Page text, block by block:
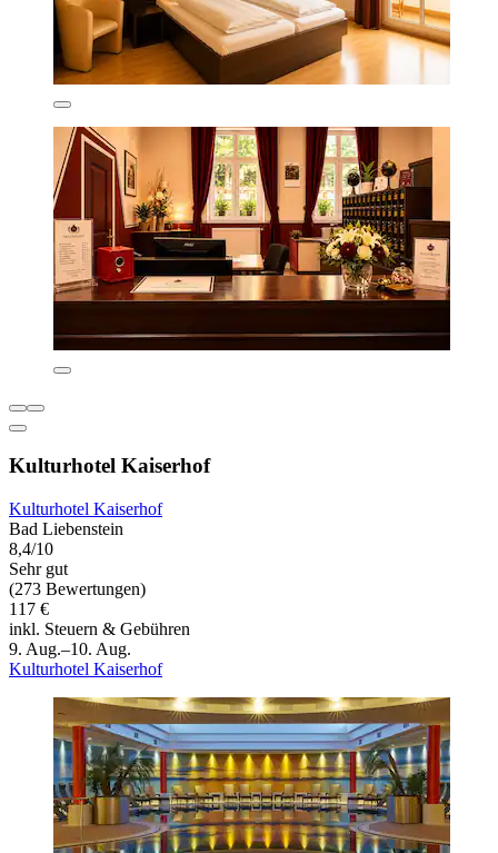
Kulturhotel Kaiserhof
Kulturhotel Kaiserhof
Bad Liebenstein
8,4/10
Sehr gut
(273 Bewertungen)
117 €
inkl. Steuern & Gebühren
9. Aug.–10. Aug.
Kulturhotel Kaiserhof